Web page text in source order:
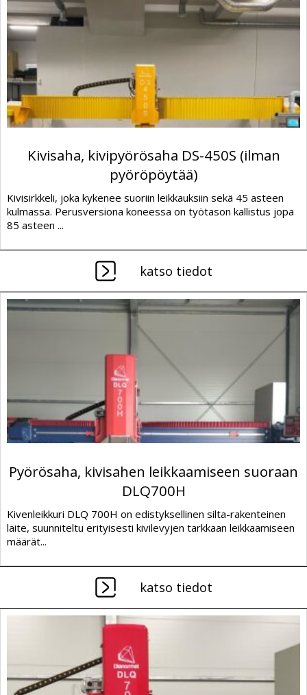
Kivisaha, kivipyörösaha DS-450S (ilman
pyöröpöytää)
Kivisirkkeli, joka kykenee suoriin leikkauksiin sekä 45 asteen
kulmassa. Perusversiona koneessa on työtason kallistus jopa
85 asteen ...
katso tiedot
Pyörösaha, kivisahen leikkaamiseen suoraan
DLQ700H
Kivenleikkuri DLQ 700H on edistyksellinen silta-rakenteinen
laite, suunniteltu erityisesti kivilevyjen tarkkaan leikkaamiseen
määrät...
katso tiedot